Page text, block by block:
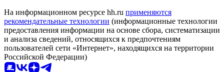
На информационном ресурсе hh.ru применяются
рекомендательные технологии (информационные технологии
предоставления информации на основе сбора, систематизации
и анализа сведений, относящихся к предпочтениям
пользователей сети «Интернет», находящихся на территории
Российской Федерации)